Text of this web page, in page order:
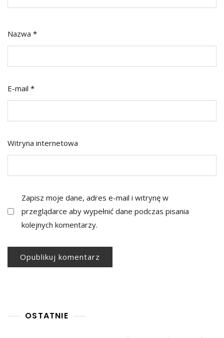
Nazwa *
E-mail *
Witryna internetowa
Zapisz moje dane, adres e-mail i witrynę w
przeglądarce aby wypełnić dane podczas pisania
kolejnych komentarzy.
OSTATNIE